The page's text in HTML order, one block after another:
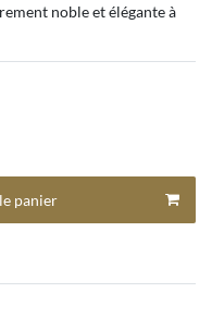
noble et élégante à
panier